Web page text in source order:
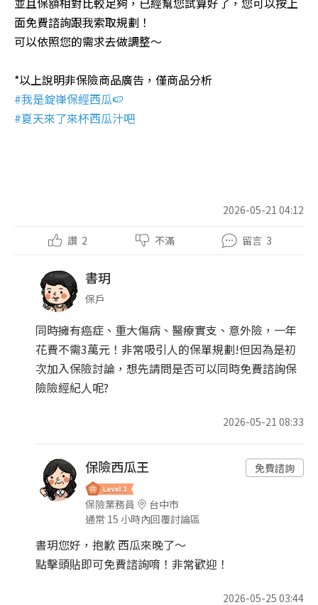
面免費諮詢跟我索取規劃！
可以依照您的需求去做調整～
*以上說明非保險商品廣告，僅商品分析
#我是錠嵂保經西瓜🍉
#夏天來了來杯西瓜汁吧
2026-05-21 04:12
讚 2 不滿 留言 3
書玥
保戶
同時擁有癌症、重大傷病、醫療實支、意外險，一年
花費不需3萬元！非常吸引人的保單規劃!但因為是初
次加入保險討論，想先請問是否可以同時免費諮詢保
險險經紀人呢?
2026-05-21 08:33
保險西瓜王
保險業務員
台中市
通常 15 小時內回覆討論區
免費諮詢
書玥您好，抱歉 西瓜來晚了～
點擊頭貼即可免費諮詢唷！非常歡迎！
2026-05-25 03:44